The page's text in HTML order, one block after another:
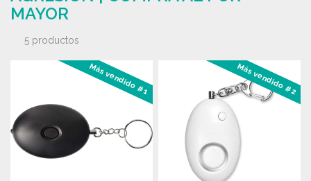
MAYOR
5 productos
Más vendido #1 Más vendido #2